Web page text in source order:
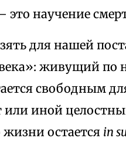
это научение
для нашей
живущий по
свободным
или иной
жизни остается in